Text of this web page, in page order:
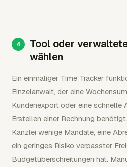
Tool oder
wählen
Ein einmaliger Time Tracker
Einzelanwalt, der eine
Kundenexport oder eine schnelle
Erstellen einer Rechnung
Kanzlei wenige Mandate, eine
ein geringes Risiko verpasster
Budgetüberschreitungen hat.